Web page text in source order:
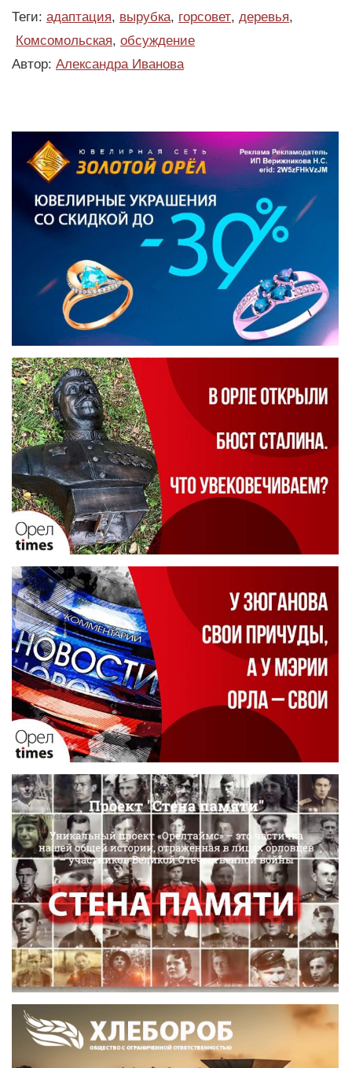
Теги: адаптация, вырубка, горсовет, деревья,
Комсомольская, обсуждение
Автор: Александра Иванова